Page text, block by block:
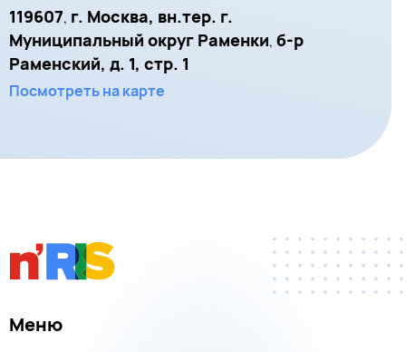
119607, г. Москва, вн.тер. г.
Муниципальный округ Раменки, б-р
Раменский, д. 1, стр. 1
Посмотреть на карте
Меню